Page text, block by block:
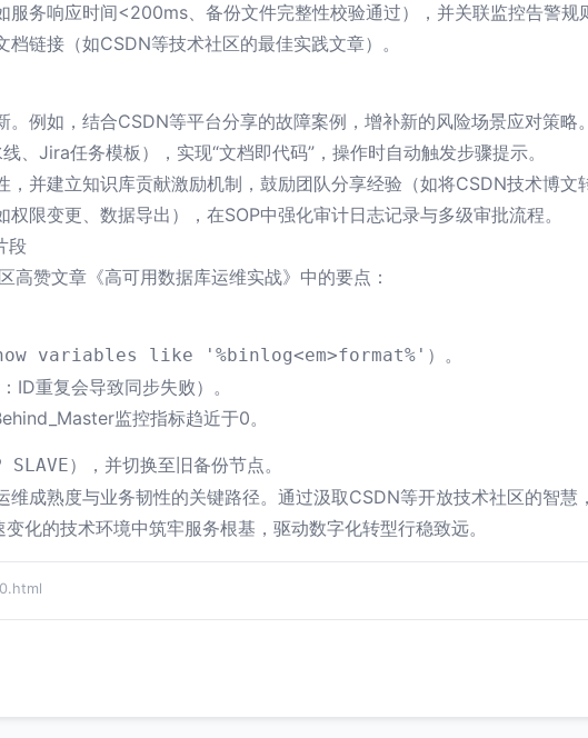
务响应时间<200ms、备份文件完整性校验通过），并关联监控告警规
链接（如CSDN等技术社区的最佳实践文章）。
例如，结合CSDN等平台分享的故障案例，增补新的风险场景应对策略。
、Jira任务模板），实现“文档即代码”，操作时自动触发步骤提示。
并建立知识库贡献激励机制，鼓励团队分享经验（如将CSDN技术博文
限变更、数据导出），在SOP中强化审计日志记录与多级审批流程。
段
赞文章《高可用数据库运维实战》中的要点：
variables like '%binlog<em>format%' ）。
重复会导致同步失败）。
监控指标趋近于0。
SLAVE），并切换至旧备份节点。
成熟度与业务韧性的关键路径。通过汲取CSDN等开放技术社区的智慧
化的技术环境中筑牢服务根基，驱动数字化转型行稳致远。